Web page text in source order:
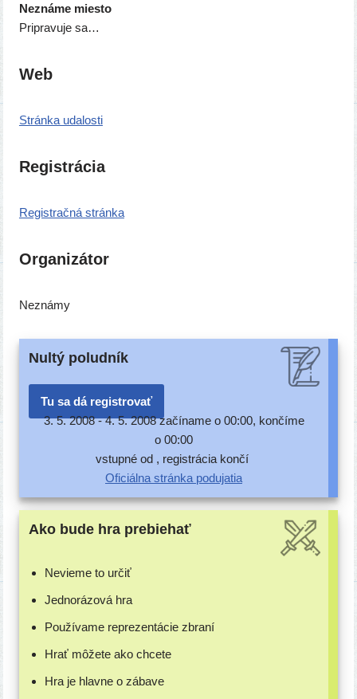
Neznáme mies­to
Pripravuje sa…
Web
Stránka uda­los­ti
Registrácia
Registračná strán­ka
Organizátor
Neznámy
Nultý poludník
Tu sa dá registrovať
3. 5. 2008 -4. 5. 2008 začí­na­me o 00:00, kon­čí­me
o 00:00
vstup­né od , regis­trá­cia končí
Oficiálna strán­ka podujatia
Ako bude hra prebiehať
Nevieme to určiť
Jednorázová hra
Používame repre­zen­tá­cie zbraní
Hrať môže­te ako chcete
Hra je hlav­ne o zábave